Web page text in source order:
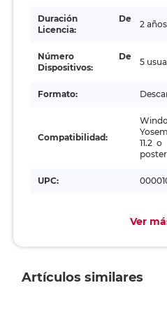
Duración De
Licencia:
2 años
Número De
Dispositivos:
5
Formato:
Compatibilidad:
11.2
UPC:
Ver
Artículos similares